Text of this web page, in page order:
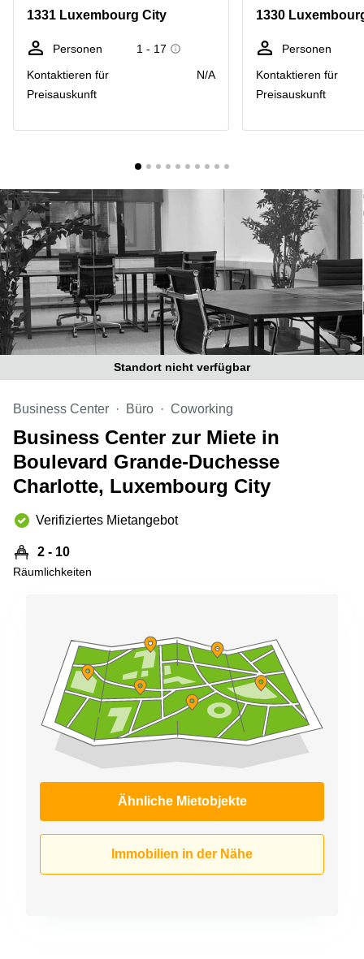
Bertrange
Esch-sur-
Сoworking
Bureaux
Bureaux
Sandweiler
Bureaux
Luxembourg
Centres
d’affaires
Bertrange
Centres
Esch-
Centres
d’affaires
Sandweiler
1331 Luxembourg City
Personen
1 - 17
Kontaktieren für
Preisauskunft
N/A
1330
Personen
Kontaktieren für
Preisauskunft
Standort nicht verfügbar
Business Center Büro Coworking
Business Center zur Miete in
Boulevard Grande-Duchesse
Charlotte, Luxembourg City
Verifiziertes Mietangebot
2 - 10
Räumlichkeiten
Ähnliche Mietobjekte
Immobilien in der Nähe